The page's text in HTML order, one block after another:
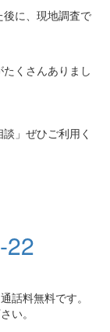
後に、現地調査で
くさんありまし
」ぜひご利用く
22
話料無料です。
い。